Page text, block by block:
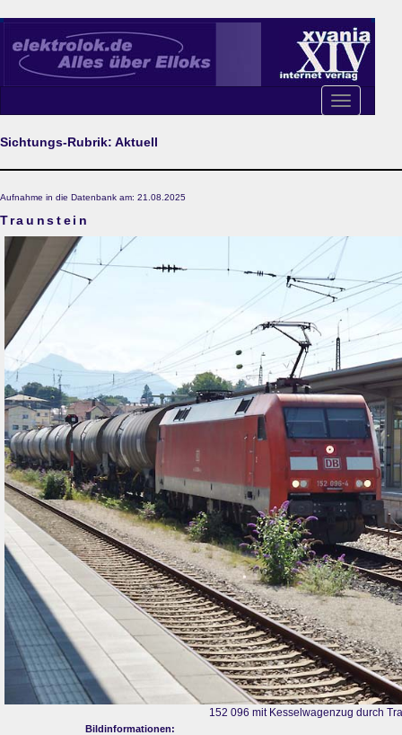
Toggle
navigation
Sichtungs-Rubrik: Aktuell
Aufnahme in die Datenbank am: 21.08.2025
Traunstein
152 096 mit Kesselwagenzug durch
Bildinformationen: